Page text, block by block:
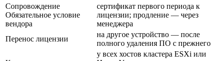
Сопровождение
Обязательное условие
вендора
сертификат первого периода к
лицензии; продление — через
менеджера
Перенос лицензии
на другое устройство — после
полного удаления ПО с прежнего
у всех хостов кластера ESXi или